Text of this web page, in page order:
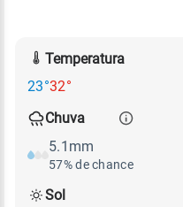
Temperatura
23°32°
Chuva
5.1mm
57% de chance
Sol